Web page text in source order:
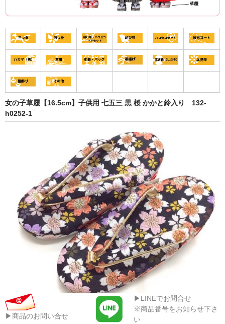
女の子草履【16.5cm】子供用 七五三 黒 桜 かかと鈴入り 132-
h0252-1
▶商品のお問い合せ
▶LINEでお問合せ
※商品番号をお知らせ下さ
い